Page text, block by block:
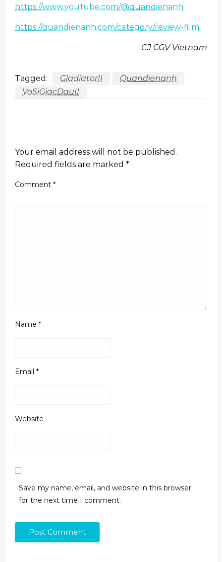
https://www.youtube.com/@quandienanh
https://quandienanh.com/category/review-film
CJ CGV Vietnam
Tagged: GladiatorII
Quandienanh
VoSiGiacDauII
Your email address will not be published.
Required fields are marked *
Comment *
Name *
Email *
Website
Save my name, email, and website in this browser
for the next time I comment.